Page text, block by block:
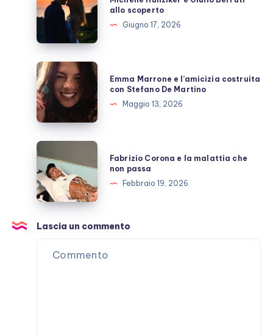
Hunziker
e
Berruti
allo
scoperto
allo scoperto
Giugno 17, 2026
Emma
Marrone
e
l’amicizia
costruita
con
Stefano
De
Martino
Emma Marrone e l’amicizia costruita
con Stefano De Martino
Maggio 13, 2026
Fabrizio
Corona
e
la
malattia
che
non
passa
Fabrizio Corona e la malattia che
non passa
Febbraio 19, 2026
Lascia un commento